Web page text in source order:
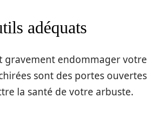
adéquats
gravement endommager votre
sont des portes ouvertes
la santé de votre arbuste.